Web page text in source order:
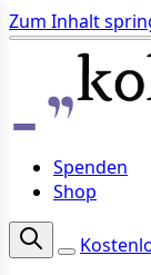
Zum Inhalt
Spenden
Shop